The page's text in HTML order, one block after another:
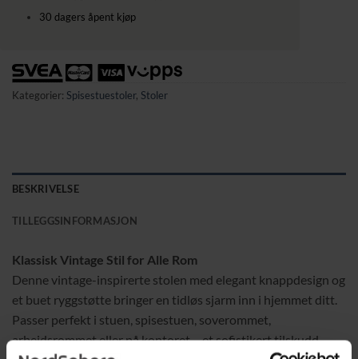
30 dagers åpent kjøp
Kategorier: Spisestuestoler, Stoler
BESKRIVELSE
TILLEGGSINFORMASJON
Klassisk Vintage Stil for Alle Rom
Denne vintage-inspirerte stolen med elegant knappdesign og
et buet ryggstøtte bringer en tidløs sjarm inn i hjemmet ditt.
Passer perfekt i stuen, spisestuen, soverommet,
arbeidsrommet eller på kontoret – et sofistikert tilskudd